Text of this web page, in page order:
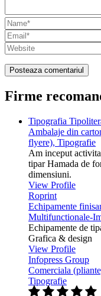
Firme
Tipografia
Ambalaje din
flyere), Tipografie
Am inceput
tipar Hamada de
dimensiuni.
View Profile
Roprint
Echipamente
Multifunctionale-
Echipamente de
Grafica & design
View Profile
Infopress Group
Comerciala
Tipografie